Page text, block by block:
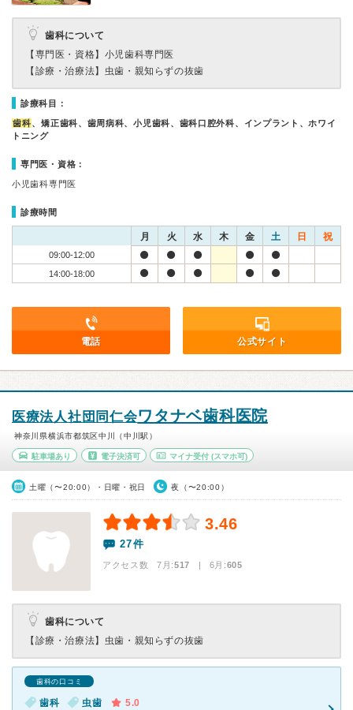
歯科について
【専門医・資格】 小児歯科専門医
【診療・治療法】 虫歯・親知らずの抜歯
診療科目：
歯科、矯正歯科、歯周病科、小児歯科、歯科口腔外科、インプラント、ホワイ
トニング
専門医・資格：
小児歯科専門医
診療時間
月 火 水 木 金 土 日 祝
09:00-12:00
14:00-18:00
電話 公式サイト
医療法人社団同仁会ワタナベ歯科医院
神奈川県横浜市都筑区中川（中川駅）
駐車場あり 電子決済可 マイナ受付 (スマホ可)
土曜（〜20:00）・日曜・祝日 夜（〜20:00）
3.46
27件
アクセス数 7月:517 | 6月:605
歯科について
【診療・治療法】 虫歯・親知らずの抜歯
歯科の口コミ
歯科 虫歯 5.0